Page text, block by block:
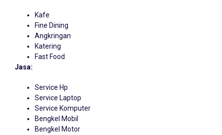
Kafe
Fine Dining
Angkringan
Katering
Fast Food
Jasa:
Service Hp
Service Laptop
Service Komputer
Bengkel Mobil
Bengkel Motor